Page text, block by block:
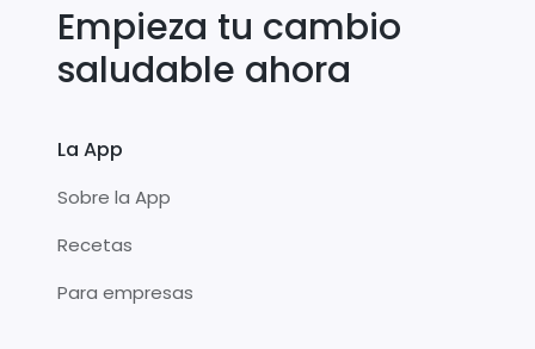
Empieza tu cambio
saludable ahora
La App
Sobre la App
Recetas
Para empresas